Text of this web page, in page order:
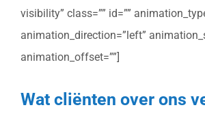
visibility” class=”” id=””
animation_direction=”left”
animation_offset=””]
Wat cliënten over ons